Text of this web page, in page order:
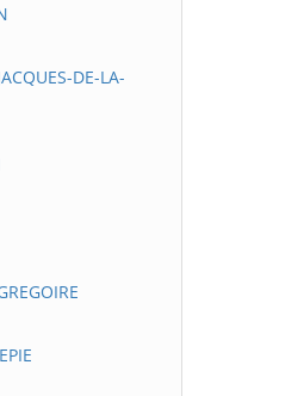
DE-LA-